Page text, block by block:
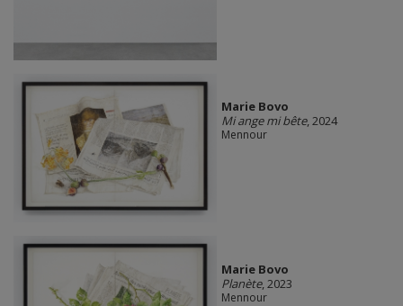
Marie Bovo
Mi ange mi bête, 2024
Mennour
Marie Bovo
Planète, 2023
Mennour